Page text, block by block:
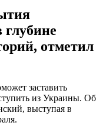
глубине
отметил
заставить
из Украины. Об
выступая в